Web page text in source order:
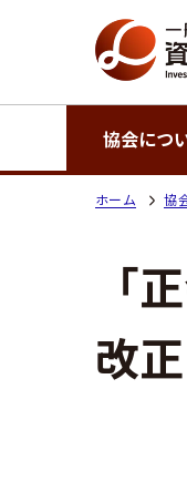
協会につ
ホーム 協
「
改